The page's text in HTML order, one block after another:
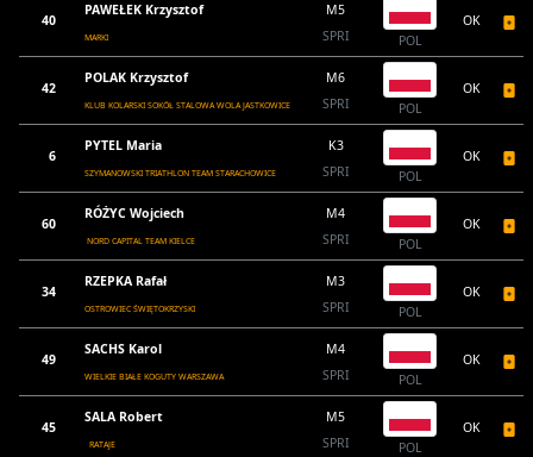
40
PAWEŁEK Krzysztof
MARKI
M5
SPRI
POL
OK
42
POLAK Krzysztof
KLUB KOLARSKI SOKÓŁ STALOWA WOLA JASTKOWICE
M6
SPRI
POL
OK
6
PYTEL Maria
SZYMANOWSKI TRIATHLON TEAM STARACHOWICE
K3
SPRI
POL
OK
60
RÓŻYC Wojciech
NORD CAPITAL TEAM KIELCE
M4
SPRI
POL
OK
34
RZEPKA Rafał
OSTROWIEC ŚWIĘTOKRZYSKI
M3
SPRI
POL
OK
49
SACHS Karol
WIELKIE BIAŁE KOGUTY WARSZAWA
M4
SPRI
POL
OK
45
SALA Robert
RATAJE
M5
SPRI
POL
OK